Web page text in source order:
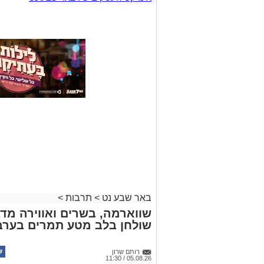
באר שבע נט > תרבות >
שווארמה, בשרים ואווירה
שולחן בלב מטע תמרים
רותם שרון
05.08.26 / 11:30